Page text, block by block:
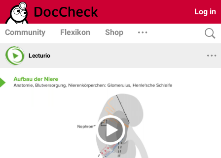
Log in
Community Flexikon Shop
Lecturio